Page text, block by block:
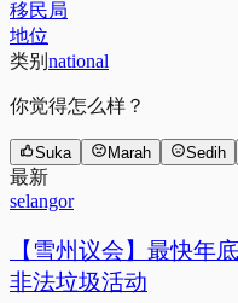
移民局
地位
类别 national
你觉得怎么样？
Suka Marah Sedih
最新
selangor
【雪州议会】最快年
非法垃圾活动